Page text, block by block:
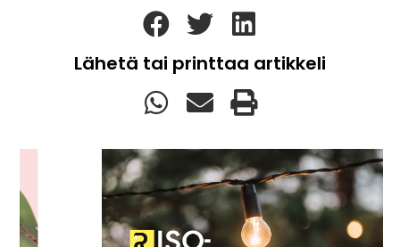
Lähetä tai printtaa artikkeli